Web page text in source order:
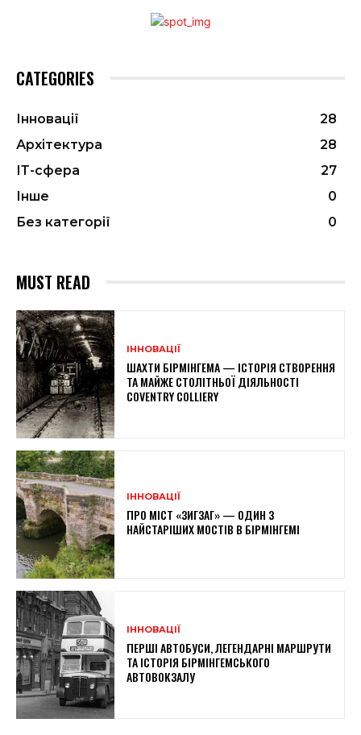
CATEGORIES
Інновації
28
Архітектура
28
ІТ-сфера
27
Інше
0
Без категорії
0
MUST READ
ІННОВАЦІЇ
ШАХТИ БІРМІНГЕМА — ІСТОРІЯ СТВОРЕННЯ
ТА МАЙЖЕ СТОЛІТНЬОЇ ДІЯЛЬНОСТІ
COVENTRY COLLIERY
ІННОВАЦІЇ
ПРО МІСТ «ЗИГЗАГ» — ОДИН З
НАЙСТАРІШИХ МОСТІВ В БІРМІНГЕМІ
ІННОВАЦІЇ
ПЕРШІ АВТОБУСИ, ЛЕГЕНДАРНІ МАРШРУТИ
ТА ІСТОРІЯ БІРМІНГЕМСЬКОГО
АВТОВОКЗАЛУ